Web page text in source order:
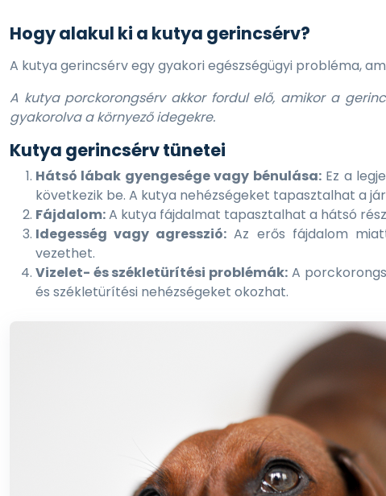
Hogy alakul ki a kutya gerincsérv?
A kutya gerincsérv egy gyakori egészségügyi probléma,
A kutya porckorongsérv akkor fordul elő, amikor a
gyakorolva a környező idegekre.
Kutya gerincsérv tünetei
Hátsó lábak gyengesége vagy bénulása:Ez a
következik be. A kutya nehézségeket tapasztalhat a
Fájdalom:A kutya fájdalmat tapasztalhat a hátsó
Idegesség vagy agresszió: Az erős fájdalom
vezethet.
Vizelet- és székletürítési problémák: A
és székletürítési nehézségeket okozhat.
Royal Canin Dachshund Adult -
10 890